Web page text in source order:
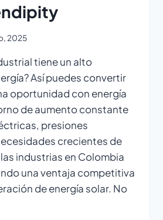
2025
tiene un alto
Así puedes convertir
oportunidad con energía
de aumento constante
presiones
crecientes de
industrias en Colombia
una ventaja competitiva
de energía solar. No